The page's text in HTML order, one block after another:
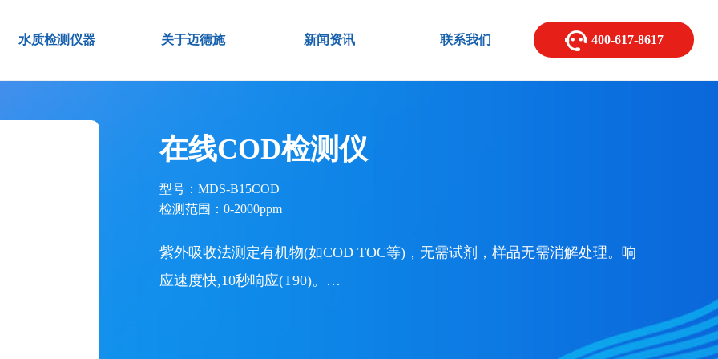
水质检测仪器 关于迈德施 新闻资讯 联系我们 400-617-8617
在线COD检测仪
型号：MDS-B15COD
检测范围：0-2000ppm
紫外吸收法测定有机物(如COD TOC等)，无需试剂，样品无需消解处理。响
应速度快,10秒响应(T90)。…